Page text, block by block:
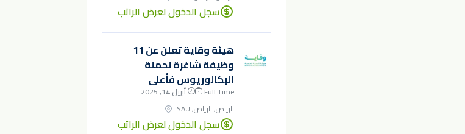
سجل الدخول لعرض الراتب
هيئة وقاية تعلن عن 11
وظيفة شاغرة لحملة
البكالوريوس فأعلى
Full Time
أبريل 14, 2025
الرياض, الرياض, SAU
سجل الدخول لعرض الراتب